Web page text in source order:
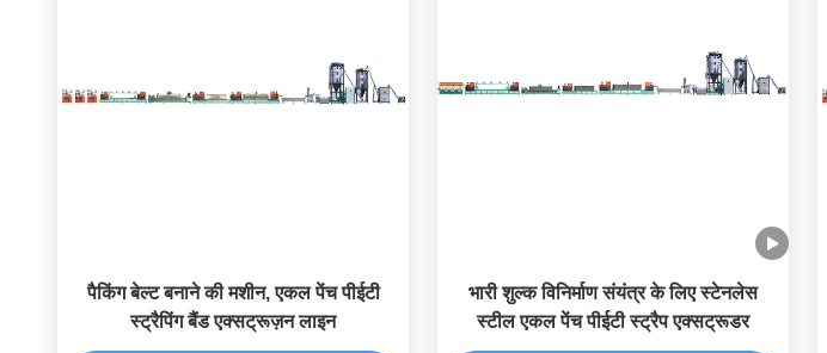
पैकिंग बेल्ट बनाने की मशीन, एकल पेंच पीईटी
स्ट्रैपिंग बैंड एक्सट्रूज़न लाइन
भारी शुल्क विनिर्माण संयंत्र के लिए स्टेनलेस
स्टील एकल पेंच पीईटी स्ट्रैप एक्सट्रूडर